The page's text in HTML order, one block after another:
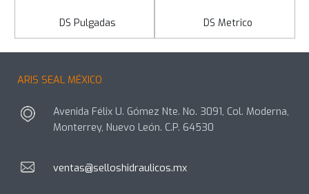
DS Pulgadas DS Metrico
ARIS SEAL MÉXICO
Avenida Félix U. Gómez Nte. No. 3091, Col. Moderna,
Monterrey, Nuevo León. C.P. 64530
ventas@selloshidraulicos.mx